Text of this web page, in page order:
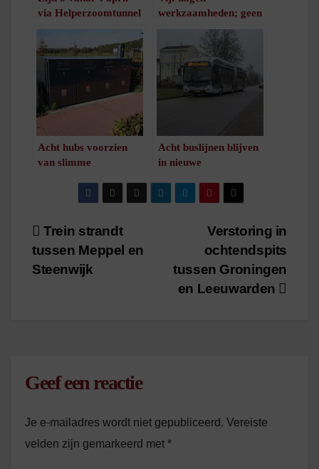
via Helperzoomtunnel
/
werkzaamheden; geen
treinen richting
Hoogeveen en Dalfsen
minuut leestijd
Acht hubs voorzien
van slimme
minuut leestijd
Acht buslijnen blijven
in nieuwe
rijden
/ 1minuut leestijd
Bericht
navigatie
Verstoring in
ochtendspits
tussen Groningen
en Leeuwarden
Trein strandt
tussen Meppel en
Steenwijk
Geef een reactie
Je e-mailadres wordt niet gepubliceerd. Vereiste
velden zijn gemarkeerd met *